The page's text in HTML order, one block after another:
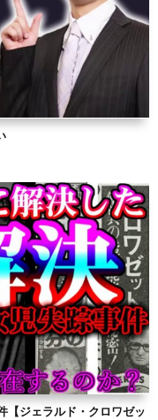
【ジェラルド・クロワゼッ